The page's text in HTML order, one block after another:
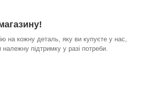
на кожну деталь, яку ви купуєте у нас,
належну підтримку у разі потреби.